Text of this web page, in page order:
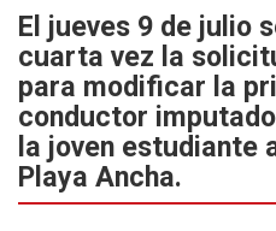
ce
b
o
o
k
tt
er
at
s
A
p
p
El jueves 9 de julio
cuarta vez la
para modificar la
conductor
la joven estudiante
Playa Ancha.